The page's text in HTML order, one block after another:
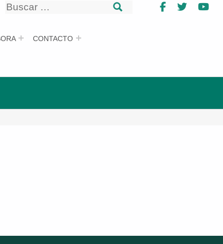
CONTACTO
Buscar
Facebook
Twitter